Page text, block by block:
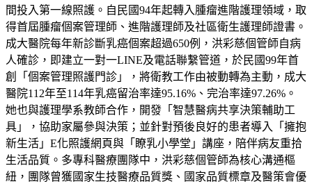
間投入第一線照護。自民國94年起轉入腫瘤進階護理領域，取
得首屆腫瘤個案管理師、進階護理師及社區衛生護理師證書。
成大醫院每年新診斷乳癌個案超過650例，洪彩慈個管師自病
人確診，即建立一對一LINE及電話聯繫管道，於民國99年首
創「個案管理照護門診」，將衛教工作由被動轉為主動，成大
醫院112年至114年乳癌留治率達95.16%、完治率達97.26%。
她也與護理學系教師合作，開發「智慧醫病共享決策輔助工
具」，協助家屬參與決策；並針對預後良好的患者導入「擁抱
新生活」E化照護網頁與「瞭乳小學堂」講座，陪伴病友重拾
生活品質。多專科醫療團隊中，洪彩慈個管師為核心溝通樞
紐，團隊曾獲國家生技醫療品質獎、國家品質標章及醫策會優